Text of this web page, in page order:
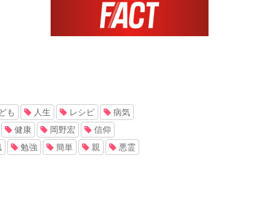
も 人生 レシピ
病気
健康
岡野宏
信仰
勉強 簡単 親 悪霊